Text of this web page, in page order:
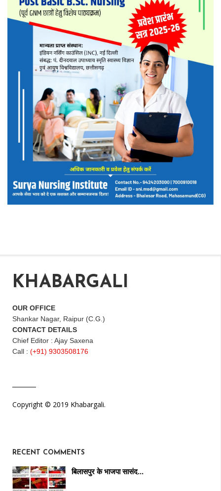
KHABARGALI
OUR OFFICE
Shankar Nagar, Raipur (C.G.)
CONTACT DETAILS
Chief Editor : Ajay Saxena
Call : (+91) 9303508176
Copyright © 2019 Khabargali.
RECENT COMMENTS
बिलासपुर के भाजपा सासंद…